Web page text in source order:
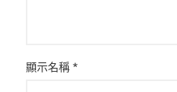
顯示名稱 *